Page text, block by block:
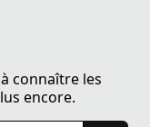
connaître les
encore.